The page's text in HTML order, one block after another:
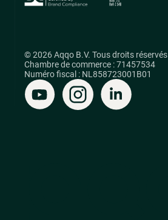
© 2026 Aqqo B.V. Tous droits réservés
Chambre de commerce : 71457534
Numéro fiscal : NL858723001B01